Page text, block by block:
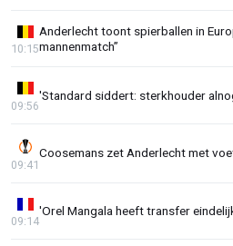
Anderlecht toont spierballen in
mannenmatch”
10:15
'Standard siddert: sterkhouder
09:56
Coosemans zet Anderlecht met
09:41
'Orel Mangala heeft transfer
09:14